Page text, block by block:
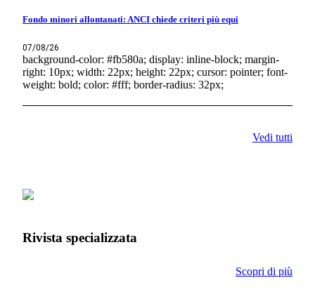
Fondo minori allontanati: ANCI chiede criteri più equi
07/08/26
background-color: #fb580a; display: inline-block; margin-
right: 10px; width: 22px; height: 22px; cursor: pointer; font-
weight: bold; color: #fff; border-radius: 32px;
Vedi tutti
Rivista specializzata
Scopri di più